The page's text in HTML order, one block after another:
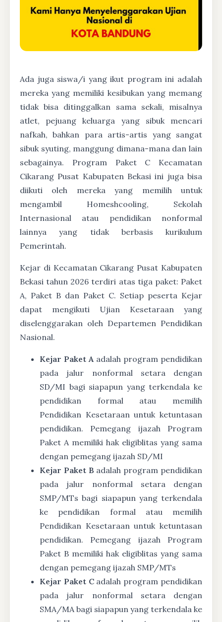
Ada juga siswa/i yang ikut program ini adalah
mereka yang memiliki kesibukan yang memang
tidak bisa ditinggalkan sama sekali, misalnya
atlet, pejuang keluarga yang sibuk mencari
nafkah, bahkan para artis-artis yang sangat
sibuk syuting, manggung dimana-mana dan lain
sebagainya. Program Paket C Kecamatan
Cikarang Pusat Kabupaten Bekasi ini juga bisa
diikuti oleh mereka yang memilih untuk
mengambil Homeshcooling, Sekolah
Internasional atau pendidikan nonformal
lainnya yang tidak berbasis kurikulum
Pemerintah.
Kejar di Kecamatan Cikarang Pusat Kabupaten
Bekasi tahun 2026 terdiri atas tiga paket: Paket
A, Paket B dan Paket C. Setiap peserta Kejar
dapat mengikuti Ujian Kesetaraan yang
diselenggarakan oleh Departemen Pendidikan
Nasional.
Kejar Paket A adalah program pendidikan
pada jalur nonformal setara dengan
SD/MI bagi siapapun yang terkendala ke
pendidikan formal atau memilih
Pendidikan Kesetaraan untuk ketuntasan
pendidikan. Pemegang ijazah Program
Paket A memiliki hak eligiblitas yang sama
dengan pemegang ijazah SD/MI
Kejar Paket B adalah program pendidikan
pada jalur nonformal setara dengan
SMP/MTs bagi siapapun yang terkendala
ke pendidikan formal atau memilih
Pendidikan Kesetaraan untuk ketuntasan
pendidikan. Pemegang ijazah Program
Paket B memiliki hak eligiblitas yang sama
dengan pemegang ijazah SMP/MTs
Kejar Paket Cadalah program pendidikan
pada jalur nonformal setara dengan
SMA/MA bagi siapapun yang terkendala ke